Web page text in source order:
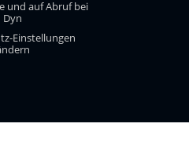
und auf Abruf bei
Dyn
Einstellungen